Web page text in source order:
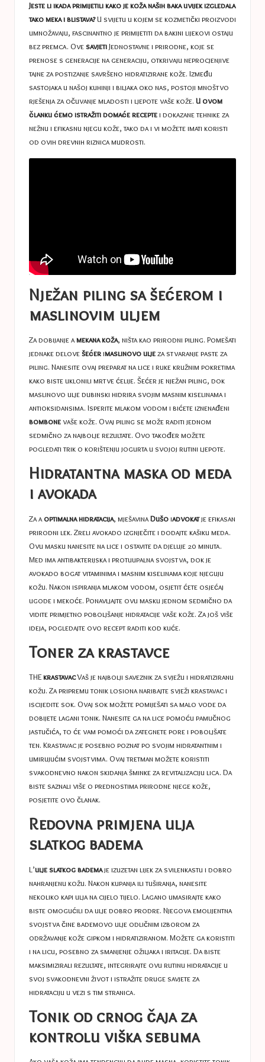
s
t
u
c
e
s
Jeste li ikada primijetili kako je koža naših baka uvijek izgledala
tako meka i blistava?U svijetu u kojem se kozmetički proizvodi
umnožavaju, fascinantno je primijetiti da bakini lijekovi ostaju
bez premca. Ove savjetiJednostavne i prirodne, koje se
prenose s generacije na generaciju, otkrivaju neprocjenjive
tajne za postizanje savršeno hidratizirane kože. Između
sastojaka u našoj kuhinji i biljaka oko nas, postoji mnoštvo
rješenja za očuvanje mladosti i ljepote vaše kože. U ovom
članku ćemo istražiti domaće receptei dokazane tehnike za
nežnu i efikasnu njegu kože, tako da i vi možete imati koristi
od ovih drevnih riznica mudrosti.
Nježan piling sa šećerom i
maslinovim uljem
Za dobijanje amekana koža, ništa kao prirodni piling. Pomešati
jednake delovešećerimaslinovo uljeza stvaranje paste za
piling. Nanesite ovaj preparat na lice i ruke kružnim pokretima
kako biste uklonili mrtve ćelije. Šećer je nježan piling, dok
maslinovo ulje dubinski hidrira svojim masnim kiselinama i
antioksidansima. Isperite mlakom vodom i bićete iznenađeni
bombonevaše kože. Ovaj piling se može raditi jednom
sedmično za najbolje rezultate. Ovo također možete
pogledatitrik o korištenju jogurta u svojoj rutini ljepote.
Hidratantna maska ​​od meda
i avokada
Za a optimalna hidratacija, mješavinaDušoiadvokatje efikasan
prirodni lek. Zreli avokado izgnječite i dodajte kašiku meda.
Ovu masku nanesite na lice i ostavite da djeluje 20 minuta.
Med ima antibakterijska i protuupalna svojstva, dok je
avokado bogat vitaminima i masnim kiselinama koje njeguju
kožu. Nakon ispiranja mlakom vodom, osjetit ćete osjećaj
ugode i mekoće. Ponavljajte ovu masku jednom sedmično da
vidite primjetno poboljšanje hidratacije vaše kože. Za još više
ideja, pogledajte ovo receptraditi kod kuće.
Toner za krastavce
THEkrastavacVaš je najbolji saveznik za svježu i hidratiziranu
kožu. Za pripremu tonik losiona naribajte svježi krastavac i
iscijedite sok. Ovaj sok možete pomiješati sa malo vode da
dobijete lagani tonik. Nanesite ga na lice pomoću pamučnog
jastučića, to će vam pomoći da zategnete pore i poboljšate
ten. Krastavac je posebno poznat po svojim hidratantnim i
umirujućim svojstvima. Ovaj tretman možete koristiti
svakodnevno nakon skidanja šminke za revitalizaciju lica. Da
biste saznali više o prednostima prirodne njege kože,
posjetite ovo članak.
Redovna primjena ulja
slatkog badema
L’ulje slatkog bademaje izuzetan lijek za svilenkastu i dobro
nahranjenu kožu. Nakon kupanja ili tuširanja, nanesite
nekoliko kapi ulja na cijelo tijelo. Lagano umasirajte kako
biste omogućili da ulje dobro prodre. Njegova emolijentna
svojstva čine bademovo ulje odličnim izborom za
održavanje kože gipkom i hidratiziranom. Možete ga koristiti
i na licu, posebno za smanjenje ožiljaka i iritacije. Da biste
maksimizirali rezultate, integrirajte ovu rutinu hidratacije u
svoj svakodnevni život i istražite druge savjete za
hidrataciju u vezi s tim stranica.
Tonik od crnog čaja za
kontrolu viška sebuma